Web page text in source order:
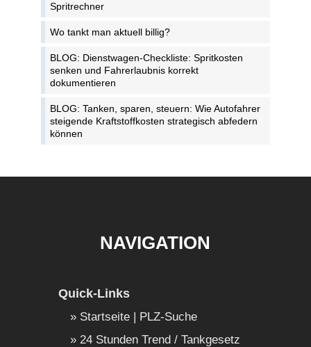
Spritrechner
Wo tankt man aktuell billig?
BLOG: Dienstwagen-Checkliste: Spritkosten
senken und Fahrerlaubnis korrekt
dokumentieren
BLOG: Tanken, sparen, steuern: Wie Autofahrer
steigende Kraftstoffkosten strategisch abfedern
können
NAVIGATION
Quick-Links
Startseite | PLZ-Suche
24 Stunden Trend / Tankgesetz